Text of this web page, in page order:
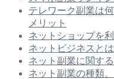
テレワーク副業は
メリット
ネットショップを
ネットビジネスとは
ネット副業に関す
ネット副業の種類